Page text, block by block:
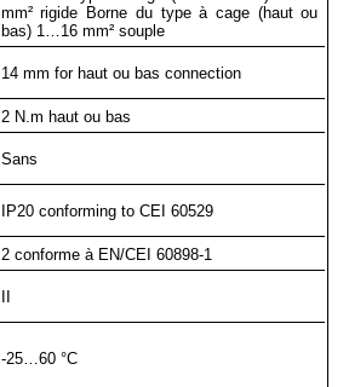
mm² rigide Borne du type à cage (haut ou
bas) 1…16 mm² souple
14 mm for haut ou bas connection
2 N.m haut ou bas
Sans
IP20 conforming to CEI 60529
2 conforme à EN/CEI 60898-1
-25…60 °C